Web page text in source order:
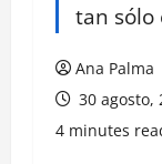
tan sólo
Ana Palma
30 agosto,
4 minutes